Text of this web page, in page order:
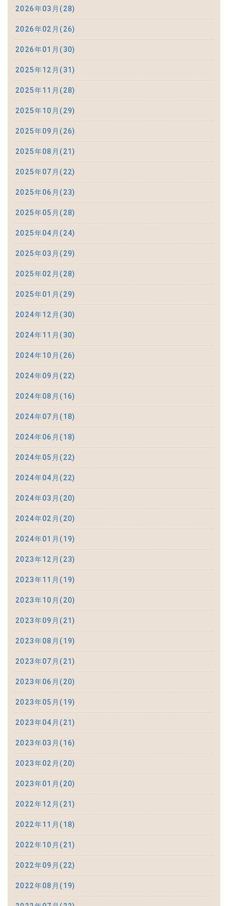
2026年03月(28)
2026年02月(26)
2026年01月(30)
2025年12月(31)
2025年11月(28)
2025年10月(29)
2025年09月(26)
2025年08月(21)
2025年07月(22)
2025年06月(23)
2025年05月(28)
2025年04月(24)
2025年03月(29)
2025年02月(28)
2025年01月(29)
2024年12月(30)
2024年11月(30)
2024年10月(26)
2024年09月(22)
2024年08月(16)
2024年07月(18)
2024年06月(18)
2024年05月(22)
2024年04月(22)
2024年03月(20)
2024年02月(20)
2024年01月(19)
2023年12月(23)
2023年11月(19)
2023年10月(20)
2023年09月(21)
2023年08月(19)
2023年07月(21)
2023年06月(20)
2023年05月(19)
2023年04月(21)
2023年03月(16)
2023年02月(20)
2023年01月(20)
2022年12月(21)
2022年11月(18)
2022年10月(21)
2022年09月(22)
2022年08月(19)